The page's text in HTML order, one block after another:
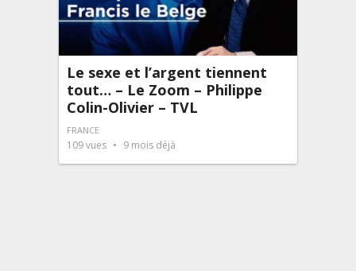
Le sexe et l’argent tiennent
tout… – Le Zoom – Philippe
Colin-Olivier – TVL
FRANCE
109vues 9 mois déjà